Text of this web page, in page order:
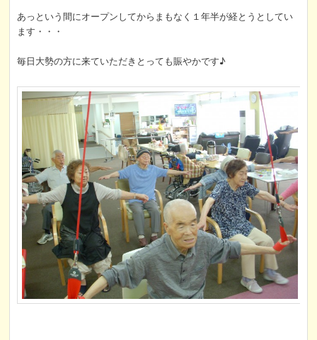
あっという間にオープンしてからまもなく１年半が経とうとしてい
ます・・・
毎日大勢の方に来ていただきとっても賑やかです♪